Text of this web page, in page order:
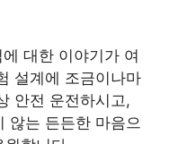
대한 이야기가 여
설계에 조금이나마
안전 운전하시고,
않는 든든한 마음으